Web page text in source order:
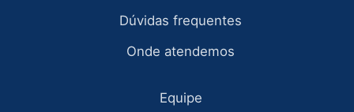
Dúvidas frequentes
Onde atendemos
Equipe